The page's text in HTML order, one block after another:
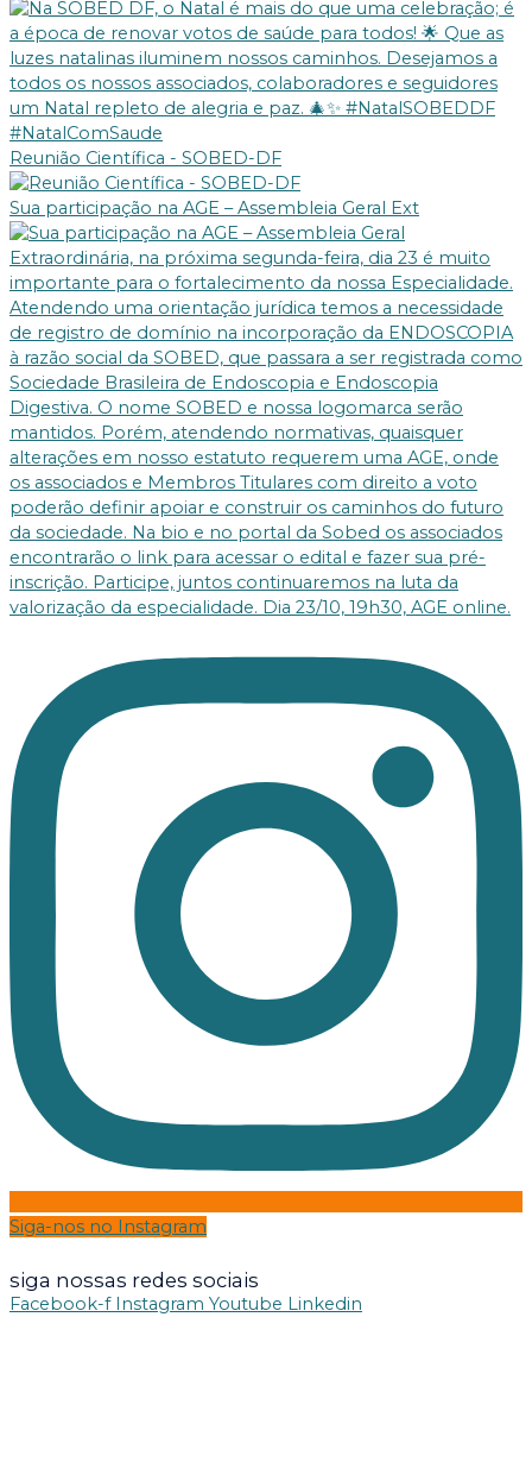
Reunião Científica - SOBED-DF
Sua participação na AGE – Assembleia Geral Ext
Siga-nos no Instagram
watchseries
siga nossas redes sociais
Facebook-f Instagram Youtube Linkedin